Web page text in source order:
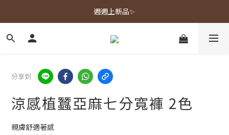
春夏新品上市🌿
週週上新品✨
春夏新品上市🌿
分享到
涼感植蠶亞麻七分寬褲 2色
親膚舒適著感